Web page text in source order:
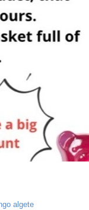
algete